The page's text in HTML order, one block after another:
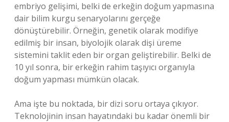
embriyo gelişimi, belki de erkeğin doğum yapmasına
dair bilim kurgu senaryolarını gerçeğe
dönüştürebilir. Örneğin, genetik olarak modifiye
edilmiş bir insan, biyolojik olarak dişi üreme
sistemini taklit eden bir organ geliştirebilir. Belki de
10 yıl sonra, bir erkeğin rahim taşıyıcı organıyla
doğum yapması mümkün olacak.
Ama işte bu noktada, bir dizi soru ortaya çıkıyor.
Teknolojinin insan hayatındaki bu kadar önemli bir